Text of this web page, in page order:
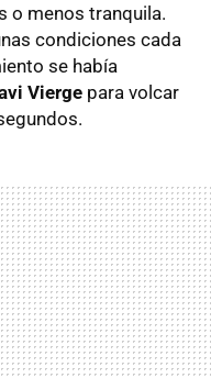
o menos tranquila.
condiciones cada
se había
Vierge para volcar